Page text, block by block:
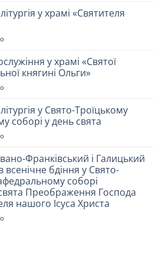
у
церкві
і
Олени»
у храмі «Святителя
літургія
храмі
у храмі «Святої
княгині Ольги»
Богослужіння
храмі
княгині
Ольги»
у Свято-Троїцькому
соборі у день свята
літургія
Свято-
Троїцькому
кафедральному
соборі
Франківський і Галицький
всенічне бдіння у Свято-
соборі
Преображення Господа
нашого Ісуса Христа